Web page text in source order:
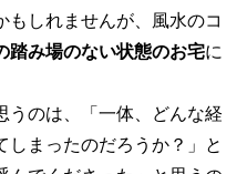
もしれませんが、風水のコ
踏み場のない状態のお宅に
うのは、「一体、どんな経
しまったのだろうか？」と